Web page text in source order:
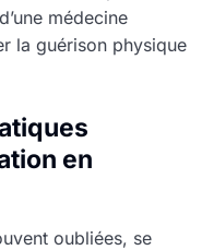
médecine
la guérison physique
en
oubliées, se